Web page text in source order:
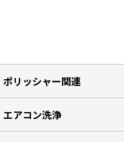
ポリッシャー関連
エアコン洗浄